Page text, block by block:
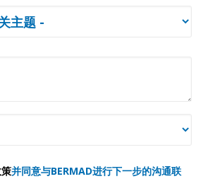
并同意与BERMAD进行下一步的沟通联